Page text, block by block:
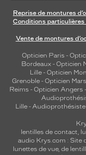
Reprise de montures
Conditions particulières
Vente de montures
Opticien Paris -
Bordeaux- Opticien
Lille - Opticien
Grenoble - Opticien
Reims - Opticien Angers -
Lille-
lentilles de contact,
audio Krys.com : Site
lunettes de vue, de